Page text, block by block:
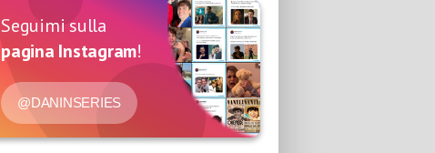
Seguimi sulla
pagina Instagram!
@DANINSERIES